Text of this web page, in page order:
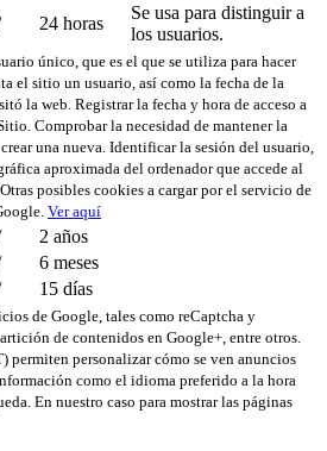
24 horas
Se usa para distinguir a
los usuarios.
único, que es el que se utiliza para hacer
el sitio un usuario, así como la fecha de la
la web. Registrar la fecha y hora de acceso a
Comprobar la necesidad de mantener la
una nueva. Identificar la sesión del usuario,
aproximada del ordenador que accede al
posibles cookies a cargar por el servicio de
Ver aquí
2 años
6 meses
15 días
de Google, tales como reCaptcha y
de contenidos en Google+, entre otros.
permiten personalizar cómo se ven anuncios
como el idioma preferido a la hora
En nuestro caso para mostrar las páginas